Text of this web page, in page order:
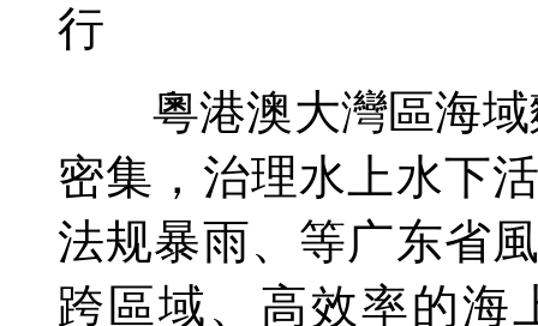
行
粵港澳大灣區海域
密集，治理水上水下
法规暴雨、等广东省
跨區域、高效率的海